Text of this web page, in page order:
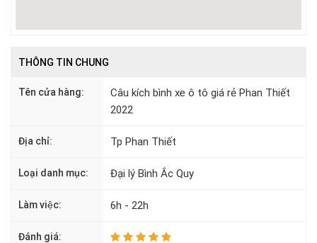
THÔNG TIN CHUNG
Tên cửa hàng:
Câu kích bình xe ô tô giá rẻ Phan Thiết
2022
Địa chỉ: Tp Phan Thiết
Loại danh mục: Đại lý Bình Ắc Quy
Làm việc: 6h - 22h
Đánh giá: